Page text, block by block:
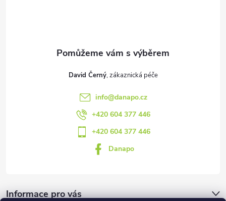
David Černý
info@danapo.cz
+420 604 377 446
+420 604 377 446
Danapo
Informace pro vás